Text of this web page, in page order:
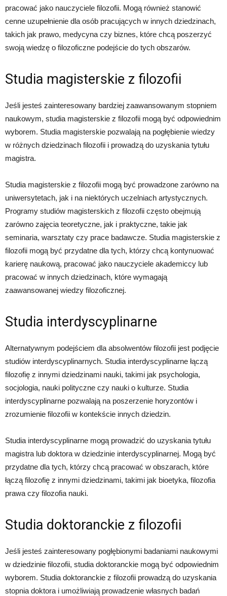
pracować jako nauczyciele filozofii. Mogą również stanowić
cenne uzupełnienie dla osób pracujących w innych dziedzinach,
takich jak prawo, medycyna czy biznes, które chcą poszerzyć
swoją wiedzę o filozoficzne podejście do tych obszarów.
Studia magisterskie z filozofii
Jeśli jesteś zainteresowany bardziej zaawansowanym stopniem
naukowym, studia magisterskie z filozofii mogą być odpowiednim
wyborem. Studia magisterskie pozwalają na pogłębienie wiedzy
w różnych dziedzinach filozofii i prowadzą do uzyskania tytułu
magistra.
Studia magisterskie z filozofii mogą być prowadzone zarówno na
uniwersytetach, jak i na niektórych uczelniach artystycznych.
Programy studiów magisterskich z filozofii często obejmują
zarówno zajęcia teoretyczne, jak i praktyczne, takie jak
seminaria, warsztaty czy prace badawcze. Studia magisterskie z
filozofii mogą być przydatne dla tych, którzy chcą kontynuować
karierę naukową, pracować jako nauczyciele akademiccy lub
pracować w innych dziedzinach, które wymagają
zaawansowanej wiedzy filozoficznej.
Studia interdyscyplinarne
Alternatywnym podejściem dla absolwentów filozofii jest podjęcie
studiów interdyscyplinarnych. Studia interdyscyplinarne łączą
filozofię z innymi dziedzinami nauki, takimi jak psychologia,
socjologia, nauki polityczne czy nauki o kulturze. Studia
interdyscyplinarne pozwalają na poszerzenie horyzontów i
zrozumienie filozofii w kontekście innych dziedzin.
Studia interdyscyplinarne mogą prowadzić do uzyskania tytułu
magistra lub doktora w dziedzinie interdyscyplinarnej. Mogą być
przydatne dla tych, którzy chcą pracować w obszarach, które
łączą filozofię z innymi dziedzinami, takimi jak bioetyka, filozofia
prawa czy filozofia nauki.
Studia doktoranckie z filozofii
Jeśli jesteś zainteresowany pogłębionymi badaniami naukowymi
w dziedzinie filozofii, studia doktoranckie mogą być odpowiednim
wyborem. Studia doktoranckie z filozofii prowadzą do uzyskania
stopnia doktora i umożliwiają prowadzenie własnych badań